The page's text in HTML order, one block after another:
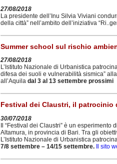
27/08/2018
La presidente dell’Inu Silvia Viviani
della città” nell’ambito dell’iniziativa
Summer school sul rischio
27/08/2018
L’Istituto Nazionale di Urbanistica
difesa dei suoli e vulnerabilità sismica” alla
all’Aquila dal 3 al 13 settembre prossimi
Festival dei Claustri, il patrocinio
30/07/2018
Il “Festival dei Claustri” è un
Altamura, in provincia di Bari. Tra gli
L’Istituto Nazionale di Urbanistica
7/8 settembre – 14/15 settembre. Il sito